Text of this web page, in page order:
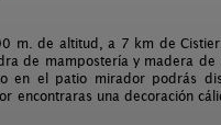
m. de altitud, a 7 km de
de mampostería y madera de
en el patio mirador podrás
encontraras una decoración